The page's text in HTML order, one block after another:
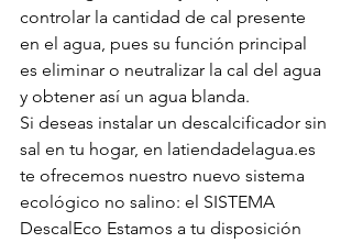
controlar la cantidad de cal presente
en el agua, pues su función principal
es eliminar o neutralizar la cal del agua
y obtener así un agua blanda.
Si deseas instalar un descalcificador sin
sal en tu hogar, en latiendadelagua.es
te ofrecemos nuestro nuevo sistema
ecológico no salino: el SISTEMA
DescalEco Estamos a tu disposición